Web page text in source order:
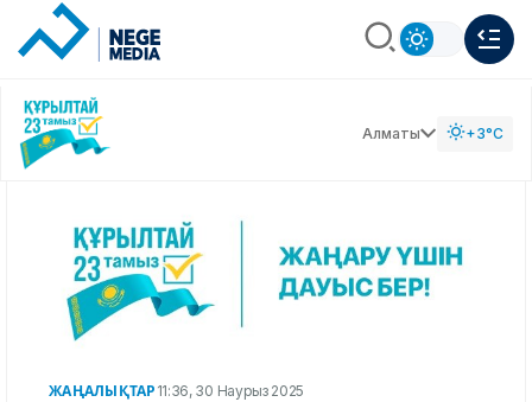
Алматы +3°C
ЖАҢАЛЫҚТАР 11:36, 30 Наурыз 2025